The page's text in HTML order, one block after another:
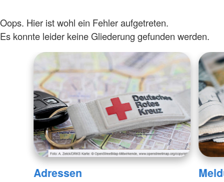
Oops. Hier ist wohl ein Fehler aufgetreten.
Es konnte leider keine Gliederung gefunden werden.
Adressen